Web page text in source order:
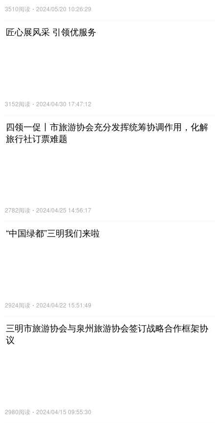
3510阅读 2024/05/20 10:26:29
匠心展风采 引领优服务
3152阅读 2024/04/30 17:47:12
四领一促丨市旅游协会充分发挥统筹协调作用，化解
旅行社订票难题
2782阅读 2024/04/25 14:56:17
“中国绿都”三明我们来啦
2924阅读 2024/04/22 15:51:49
三明市旅游协会与泉州旅游协会签订战略合作框架协
议
2980阅读 2024/04/15 09:55:30